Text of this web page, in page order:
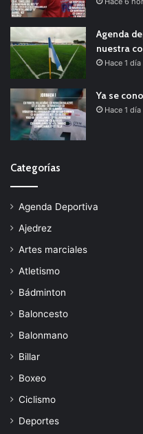
Agenda
nuestra
Hace 1 día
Ya se
Hace 1 día
Categorías
Agenda Deportiva
Ajedrez
Artes marciales
Atletismo
Bádminton
Baloncesto
Balonmano
Billar
Boxeo
Ciclismo
Deportes